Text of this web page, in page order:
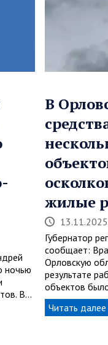
ночью
В…
В
жилые
Губернатор
сообщает:
Орловскую
результате
объектов
Читать далее